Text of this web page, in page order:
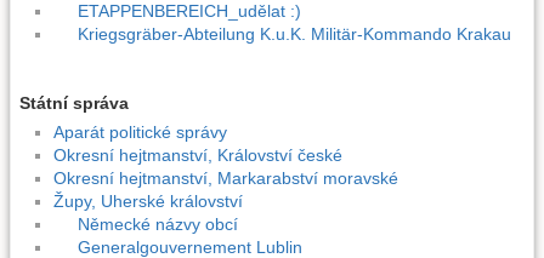
ETAPPENBEREICH_udělat :)
Kriegsgräber-Abteilung K.u.K. Militär-Kommando Krakau
Státní správa
Aparát politické správy
Okresní hejtmanství, Království české
Okresní hejtmanství, Markarabství moravské
Župy, Uherské království
Německé názvy obcí
Generalgouvernement Lublin